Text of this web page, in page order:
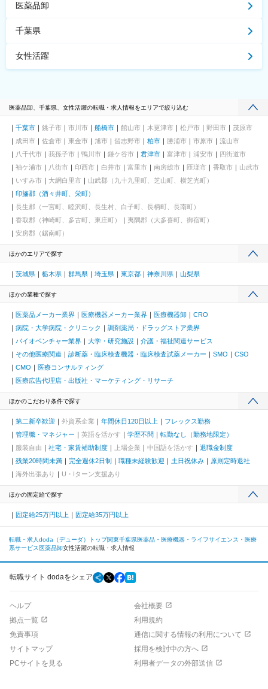
医薬品卸
千葉県
女性活躍
医薬品卸、千葉県、女性活躍の転職・求人情報をエリアで絞り込む
千葉市 銚子市 市川市 船橋市 館山市 木更津市 松戸市 野田市
茂原市
成田市
佐倉市 東金市 旭市 習志野市 柏市 勝浦市 市原市
流山市
八千代市
我孫子市 鴨川市 鎌ケ谷市 君津市 富津市 浦安市
四街道市
袖ケ浦市
八街市 印西市 白井市 富里市 南房総市 匝瑳市 香取市
山武市
いすみ市
大網白里市
山武郡（九十九里町、芝山町、横芝光町）
印旛郡（酒々井町、栄町）
長生郡（一宮町、睦沢町、長生村、白子町、長柄町、長南町）
香取郡（神崎町、多古町、東庄町）
夷隅郡（大多喜町、御宿町）
安房郡（鋸南町）
ほかのエリアで探す
茨城県 栃木県 群馬県 埼玉県 東京都 神奈川県 山梨県
ほかの業種で探す
医薬品メーカー業界 医療機器メーカー業界 医療機器卸
CRO
病院・大学病院・クリニック
調剤薬局・ドラッグストア業界
バイオベンチャー業界
大学・研究施設
介護・福祉関連サービス
その他医療関連
診断薬・臨床検査機器・臨床検査試薬メーカー SMO
CSO
CMO
医療コンサルティング
医療広告代理店・出版社・マーケティング・リサーチ
ほかのこだわり条件で探す
第二新卒歓迎 外資系企業 年間休日120日以上
フレックス勤務
管理職・マネジャー
英語を活かす 学歴不問
転勤なし（勤務地限定）
服装自由
社宅・家賃補助制度 上場企業 中国語を活かす
退職金制度
残業20時間未満
完全週休2日制 職種未経験歓迎 土日祝休み
原則定時退社
海外出張あり
U・Iターン支援あり
ほかの固定給で探す
固定給25万円以上 固定給35万円以上
転職・求人doda（デューダ）トップ関東千葉県医薬品・医療機器・ライフサイエンス・医療
系サービス 医薬品卸女性活躍の転職・求人情報
転職サイト dodaをシェア
ヘルプ
会社概要
拠点一覧
利用規約
免責事項
通信に関する情報の利用について
サイトマップ
採用を検討中の方へ
PCサイトを見る
利用者データの外部送信